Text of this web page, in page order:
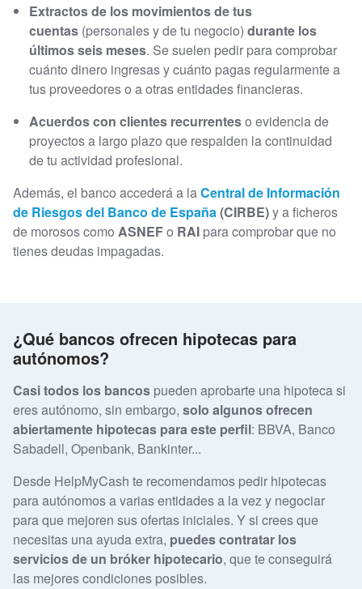
Extractos de los movimientos de tus
cuentas (personales y de tu negocio) durante los
últimos seis meses. Se suelen pedir para comprobar
cuánto dinero ingresas y cuánto pagas regularmente a
tus proveedores o a otras entidades financieras.
Acuerdos con clientes recurrenteso evidencia de
proyectos a largo plazo que respalden la continuidad
de tu actividad profesional.
Además, el banco accederá a laCentral de Información
de Riesgos del Banco de España(CIRBE)y a ficheros
de morosos como ASNEFo RAI para comprobar que no
tienes deudas impagadas.
¿Qué bancos ofrecen hipotecas para
autónomos?
Casi todos los bancos pueden aprobarte una hipoteca si
eres autónomo, sin embargo, solo algunos ofrecen
abiertamente hipotecas para este perfil: BBVA, Banco
Sabadell, Openbank, Bankinter...
Desde HelpMyCash te recomendamos pedir hipotecas
para autónomos a varias entidades a la vez y negociar
para que mejoren sus ofertas iniciales. Y si crees que
necesitas una ayuda extra, puedes contratar los
servicios de un bróker hipotecario, que te conseguirá
las mejores condiciones posibles.